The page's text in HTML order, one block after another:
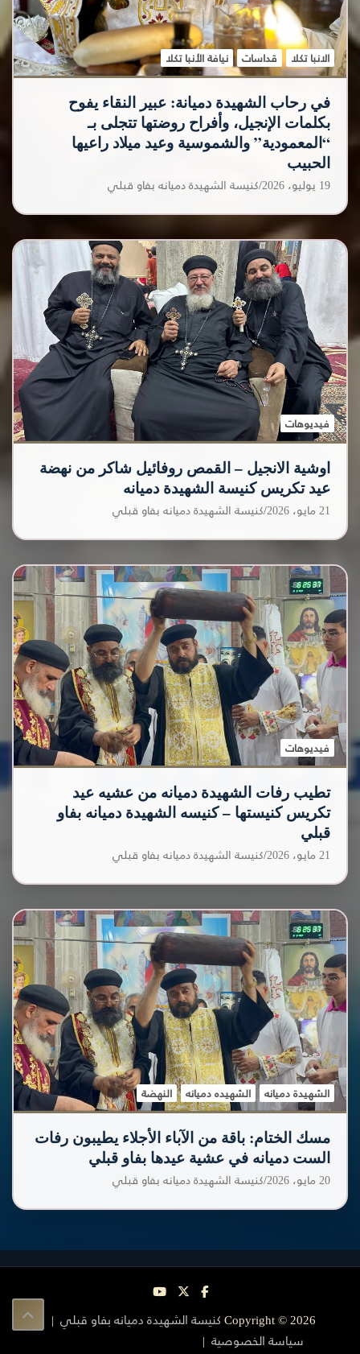
الانبا تكلا قداسات نيافة الأنبا تكلا
في رحاب الشهيدة دميانة: عبير النقاء يفوح
بكلمات الإنجيل، وأفراح روضتها تتجلى بـ
“المعمودية” والشموسية وعيد ميلاد راعيها
الحبيب
19 يوليو، 2026 كنيسة الشهيدة دميانه بفاو قبلي
فيديوهات
اوشية الانجيل – القمص روفائيل شاكر من نهضة
عيد تكريس كنيسة الشهيدة دميانه
21 مايو، 2026 كنيسة الشهيدة دميانه بفاو قبلي
فيديوهات
تطيب رفات الشهيدة دميانه من عشيه عيد
تكريس كنيستها – كنيسه الشهيدة دميانه بفاو
قبلي
21 مايو، 2026 كنيسة الشهيدة دميانه بفاو قبلي
الشهيدة دميانه الشهيده دميانه النهضة
مسك الختام: باقة من الآباء الأجلاء يطيبون رفات
الست دميانه في عشية عيدها بفاو قبلي
20 مايو، 2026 كنيسة الشهيدة دميانه بفاو قبلي
Copyright © 2026كنيسة الشهيدة دميانه بفاو قبلي
سياسة الخصوصية